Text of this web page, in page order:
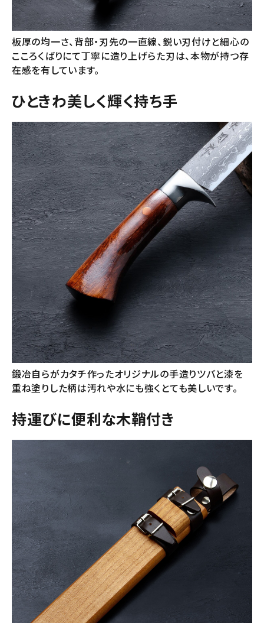
板厚の均一さ、背部・刃先の一直線、鋭い刃付けと細心の
こころくばりにて丁寧に造り上げらた刃は、本物が持つ存
在感を有しています。
ひときわ美しく輝く持ち手
鍛冶自らがカタチ作ったオリジナルの手造りツバと漆を
重ね塗りした柄は汚れや水にも強くとても美しいです。
持運びに便利な木鞘付き